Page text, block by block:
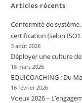
Articles récents
Conformité de
certification (selon
3 août 2026
Déployer une culture
18 mars 2026
EQUICOACHING : Du
16 février 2026
Voeux 2026 –